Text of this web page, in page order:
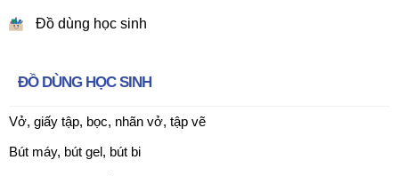
Đồ dùng học sinh
ĐỒ DÙNG HỌC SINH
Vở, giấy tập, bọc, nhãn vở, tập vẽ
Bút máy, bút gel, bút bi